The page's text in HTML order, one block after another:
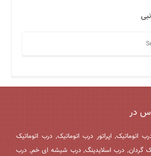
در
اتوماتیک, اپراتور درب اتوماتیک, درب اتوماتیک
گردان, درب اسلایدینگ, درب شیشه ای خم, درب